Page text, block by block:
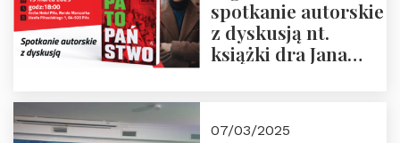
spotkanie autorskie
z dyskusją nt.
książki dra Jana
07/03/2025